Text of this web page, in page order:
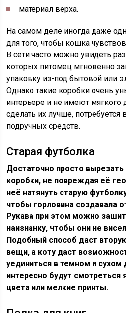
материал верха.
На самом деле иногда даже
для того, чтобы кошка
В сети часто можно увидеть
которых питомец мгновенно
упаковку из-под бытовой или
Однако такие коробки очень
интерьере и не имеют мягкого
сделать их лучше, потребуется
подручных средств.
Старая футболка
Достаточно просто вырезать
коробки, не повреждая её
неё натянуть старую
чтобы горловина создавала
Рукава при этом можно
наизнанку, чтобы они не
Подобный способ даст
вещи, а коту даст
уединиться в тёмном и
интересно будут смотреться
цвета или мелкие принты.